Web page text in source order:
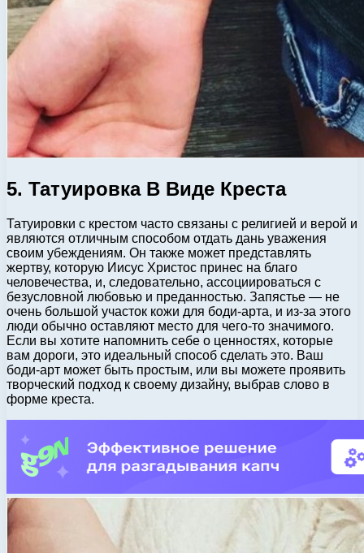
5. Татуировка В Виде Креста
Татуировки с крестом часто связаны с религией и верой и
являются отличным способом отдать дань уважения
своим убеждениям. Он также может представлять
жертву, которую Иисус Христос принес на благо
человечества, и, следовательно, ассоциироваться с
безусловной любовью и преданностью. Запястье — не
очень большой участок кожи для боди-арта, и из-за этого
люди обычно оставляют место для чего-то значимого.
Если вы хотите напомнить себе о ценностях, которые
вам дороги, это идеальный способ сделать это. Ваш
боди-арт может быть простым, или вы можете проявить
творческий подход к своему дизайну, выбрав слово в
форме креста.